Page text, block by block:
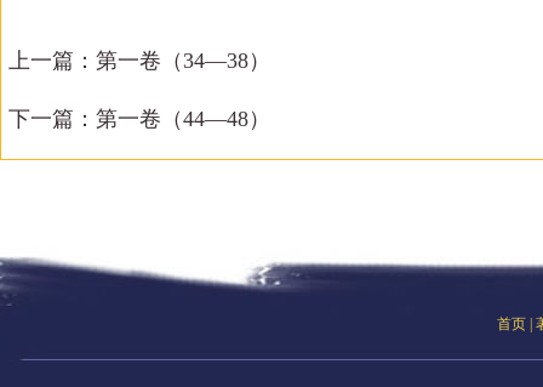
上一篇： 第一卷（34—38）
下一篇： 第一卷（44—48）
首页